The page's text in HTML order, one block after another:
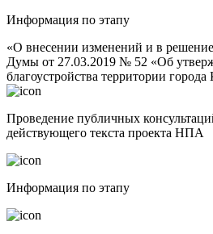
Информация по этапу
«О внесении изменений и в
Думы от 27.03.2019 № 52 «Об
благоустройства территории города
Проведение публичных
действующего текста проекта НПА
Информация по этапу